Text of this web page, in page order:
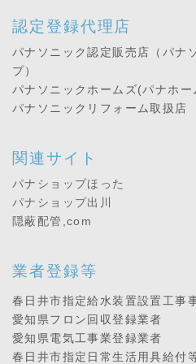
認定登録代理店
パナソニック認定販売店（パナ
プ）
パナソニックホームズ(パナホ
パナソニックリフォーム取扱店
関連サイト
パナショップほった
パナショップ出川
隠蔽配管,com
業者登録等
春日井市指定給水装置設置工事
愛知県フロン回収登録業者
愛知県電気工事業登録業者
春日井市指定日常生活用具給付